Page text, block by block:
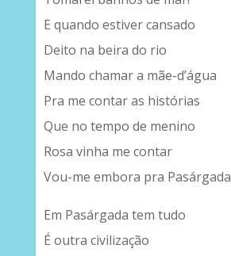
E quando estiver cansado
Deito na beira do rio
Mando chamar a mãe-d’água
Pra me contar as histórias
Que no tempo de menino
Rosa vinha me contar
Vou-me embora pra Pasárgada
Em Pasárgada tem tudo
É outra civilização